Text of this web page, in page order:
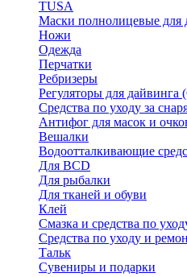
TUSA
Маски полнолицевые для
Ножи
Одежда
Перчатки
Ребризеры
Регуляторы для дайвинга
Средства по уходу за
Антифог для масок и
Вешалки
Водоотталкивающие
Для BCD
Для рыбалки
Для тканей и обуви
Клей
Смазка и средства по
Средства по уходу и
Тальк
Сувениры и подарки